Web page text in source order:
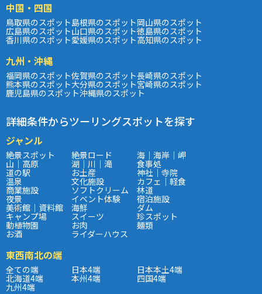
中国・四国
鳥取県のスポット島根県のスポット岡山県のスポット
広島県のスポット山口県のスポット徳島県のスポット
香川県のスポット愛媛県のスポット高知県のスポット
九州・沖縄
福岡県のスポット佐賀県のスポット長崎県のスポット
熊本県のスポット大分県のスポット宮崎県のスポット
鹿児島県のスポット沖縄県のスポット
詳細条件からツーリングスポットを探す
ジャンル
絶景スポット 絶景ロード 海｜海岸｜岬
山｜高原 湖｜川｜滝 食事処
道の駅 お土産 神社｜寺院
温泉 文化施設 カフェ｜軽食
商業施設 ソフトクリーム 林道
夜景 イベント体験 宿泊施設
美術館｜資料館 海鮮 ダム
キャンプ場 スイーツ 珍スポット
動植物園 お肉 麺類
お酒 ライダーハウス
東西南北の端
全ての端 日本4端 日本本土4端
北海道4端 本州4端 四国4端
九州4端